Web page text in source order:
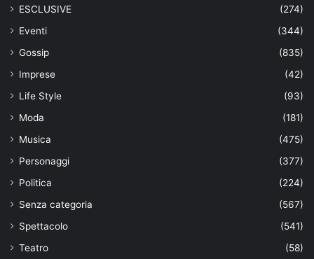
ESCLUSIVE
(274)
Eventi
(344)
Gossip
(835)
Imprese
(42)
Life Style
(93)
Moda
(181)
Musica
(475)
Personaggi
(377)
Politica
(224)
Senza categoria
(567)
Spettacolo
(541)
Teatro
(58)